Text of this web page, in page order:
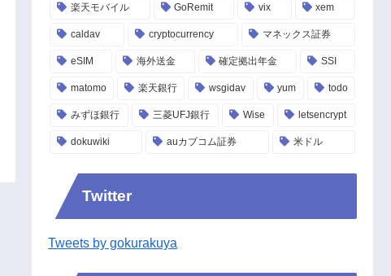
楽天モバイル GoRemit vix xem
caldav cryptocurrency マネックス証券
eSIM 海外送金 確定拠出年金 SSI
matomo 楽天銀行 wsgidav yum todo
みずほ銀行 三菱UFJ銀行 Wise letsencrypt
dokuwiki auカブコム証券 米ドル
Twitter
Tweets by gokurakuya